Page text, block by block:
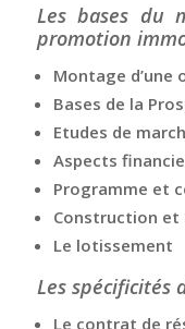
Les bases du
promotion
Montage d’une
Bases de la
Etudes de
Aspects
Programme et
Construction et
Le lotissement
Les spécificités
Le contrat de